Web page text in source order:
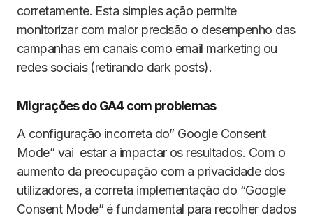
corretamente. Esta simples ação permite
monitorizar com maior precisão o desempenho das
campanhas em canais como email marketing ou
redes sociais (retirando dark posts).
Migrações do GA4 com problemas
A configuração incorreta do” Google Consent
Mode” vai estar a impactar os resultados. Com o
aumento da preocupação com a privacidade dos
utilizadores, a correta implementação do “Google
Consent Mode” é fundamental para recolher dados